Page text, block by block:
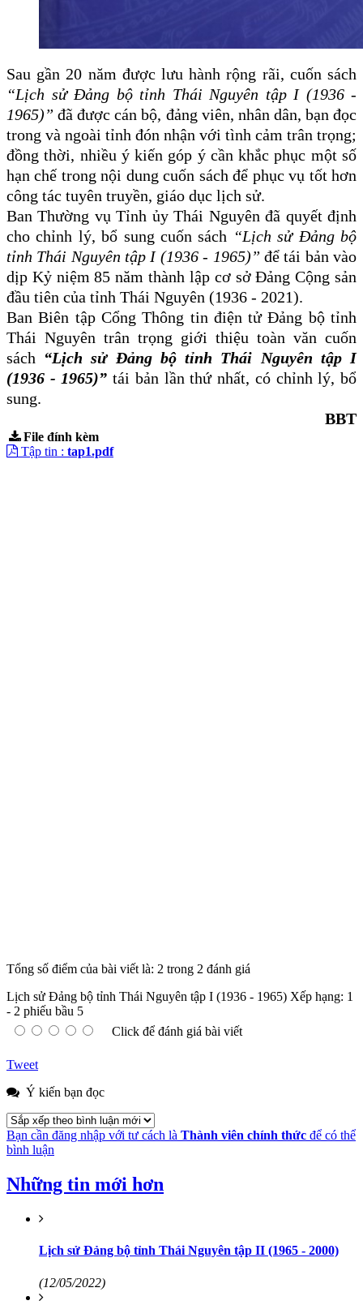
Sau gần 20 năm được lưu hành rộng rãi, cuốn sách
“Lịch sử Đảng bộ tỉnh Thái Nguyên tập I (1936 -
1965)”đã được cán bộ, đảng viên, nhân dân, bạn đọc
trong và ngoài tỉnh đón nhận với tình cảm trân trọng;
đồng thời, nhiều ý kiến góp ý cần khắc phục một số
hạn chế trong nội dung cuốn sách để phục vụ tốt hơn
công tác tuyên truyền, giáo dục lịch sử.
Ban Thường vụ Tỉnh ủy Thái Nguyên đã quyết định
cho chỉnh lý, bổ sung cuốn sách “Lịch sử Đảng bộ
tỉnh Thái Nguyên tập I (1936 - 1965)” để tái bản vào
dịp Kỷ niệm 85 năm thành lập cơ sở Đảng Cộng sản
đầu tiên của tỉnh Thái Nguyên (1936 - 2021).
Ban Biên tập Cổng Thông tin điện tử Đảng bộ tỉnh
Thái Nguyên trân trọng giới thiệu toàn văn cuốn
sách “Lịch sử Đảng bộ tỉnh Thái Nguyên tập I
(1936 - 1965)” tái bản lần thứ nhất, có chỉnh lý, bổ
sung.
BBT
File đính kèm
Tập tin : tap1.pdf
Tổng số điểm của bài viết là: 2 trong 2 đánh giá
Lịch sử Đảng bộ tỉnh Thái Nguyên tập I (1936 - 1965) Xếp hạng: 1
- 2 phiếu bầu 5
Click để đánh giá bài viết
Tweet
Ý kiến bạn đọc
Bạn cần đăng nhập với tư cách là Thành viên chính thức để có thể
bình luận
Những tin mới hơn
Lịch sử Đảng bộ tỉnh Thái Nguyên tập II (1965 - 2000)
(12/05/2022)